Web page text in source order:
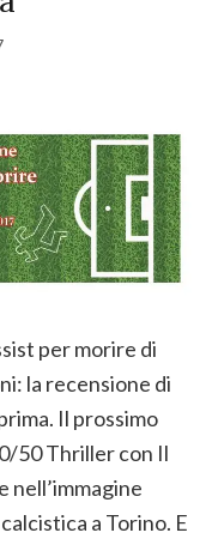
per morire di
la recensione di
Il prossimo
50 Thriller con Il
nell’immagine
a Torino. E